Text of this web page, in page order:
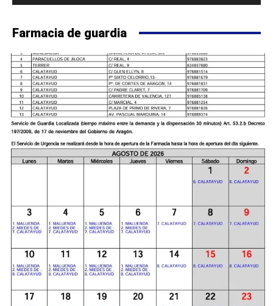
Farmacia de guardia